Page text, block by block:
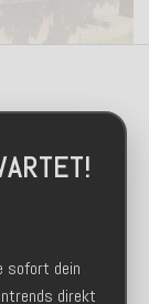
sofort dein
direkt